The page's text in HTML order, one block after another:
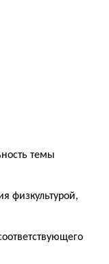
темы
физкультурой,